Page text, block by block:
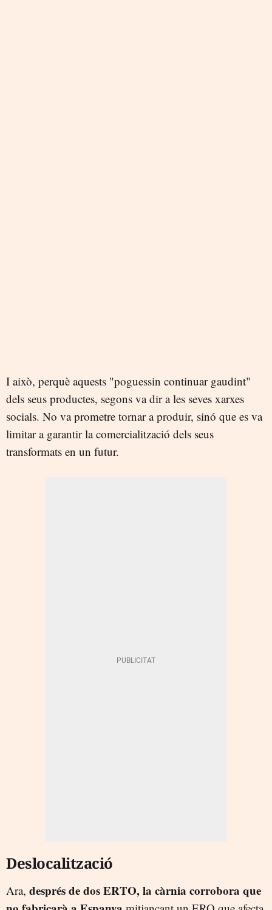
I això, perquè aquests "poguessin continuar gaudint"
dels seus productes, segons va dir a les seves xarxes
socials. No va prometre tornar a produir, sinó que es va
limitar a garantir la comercialització dels seus
transformats en un futur.
Deslocalització
Ara, després de dos ERTO, la càrnia corrobora que